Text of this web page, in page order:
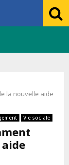
la nouvelle aide
Vie sociale